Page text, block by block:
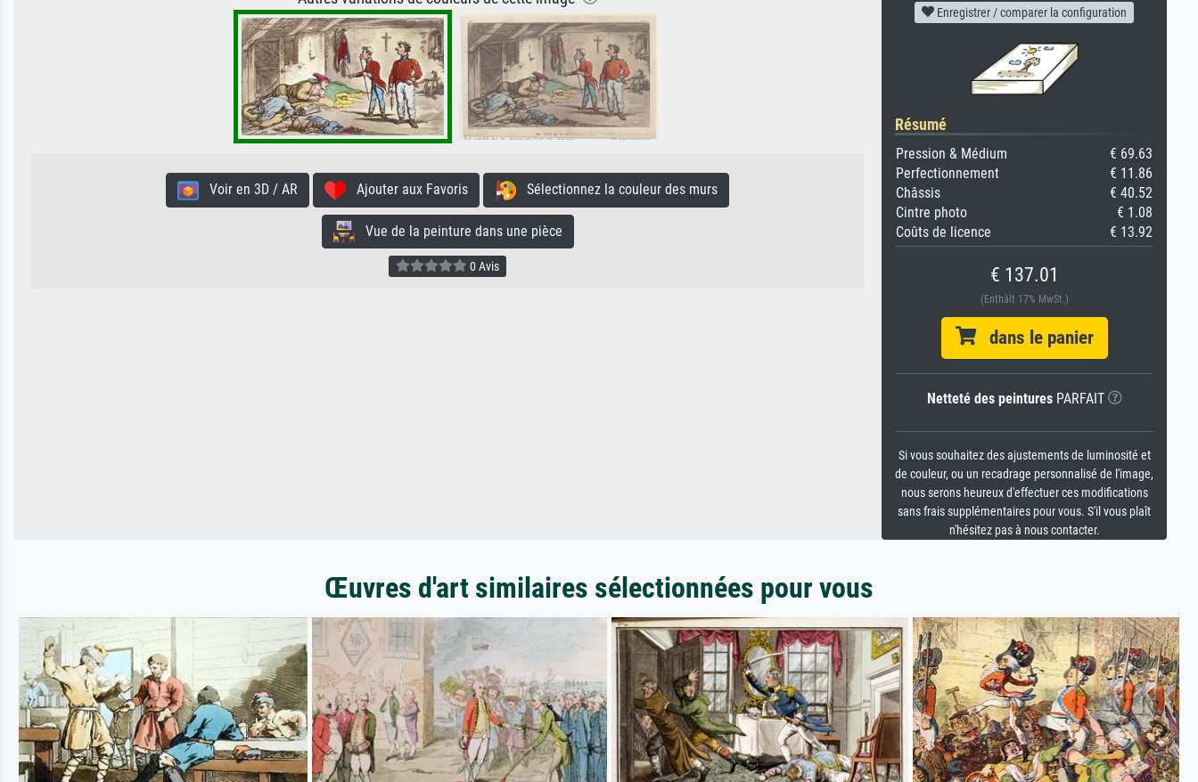
Voir en 3D / AR Ajouter aux Favoris Sélectionnez la couleur des murs
Vue de la peinture dans une pièce
0 Avis
Enregistrer / comparer la configuration
Résumé
Pression & Médium
€ 69.63
Perfectionnement
€ 11.86
Châssis
€ 40.52
Cintre photo
€ 1.08
Coûts de licence
€ 13.92
€ 137.01
(Enthält 17% MwSt.)
dans le panier
Netteté des peinturesPARFAIT
Si vous souhaitez des ajustements de luminosité et
de couleur, ou un recadrage personnalisé de l'image,
nous serons heureux d'effectuer ces modifications
sans frais supplémentaires pour vous. S'il vous plaît
n'hésitez pas à nous contacter.
Œuvres d'art similaires sélectionnées pour vous